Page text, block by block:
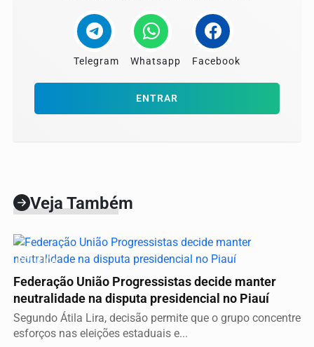
Telegram Whatsapp Facebook
ENTRAR
Veja Também
POLÍTICA
Federação União Progressistas decide manter
neutralidade na disputa presidencial no Piauí
Segundo Átila Lira, decisão permite que o grupo concentre
esforços nas eleições estaduais e...